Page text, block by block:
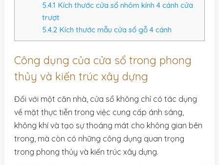
5.4.1 Kích thước cửa sổ nhôm kính 4 cánh cửa
trượt
5.4.2Kích thước mẫu cửa sổ gỗ 4 cánh
Công dụng của cửa sổ trong phong
thủy và kiến trúc xây dựng
Đối với một căn nhà, cửa sổ không chỉ có tác dụng
về mặt thực tiễn trong việc cung cấp ánh sáng,
không khí và tạo sự thoáng mát cho không gian bên
trong, mà còn có những công dụng quan trọng
trong phong thủy và kiến trúc xây dựng.